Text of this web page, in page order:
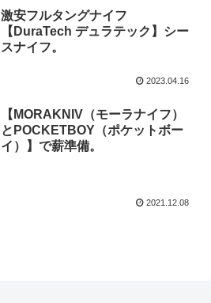
激安フルタングナイフ
【DuraTech デュラテック】シー
スナイフ。
2023.04.16
【MORAKNIV（モーラナイフ）
とPOCKETBOY（ポケットボー
イ）】で薪準備。
2021.12.08